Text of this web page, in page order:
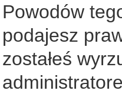
Powodów
podajesz
zostałeś